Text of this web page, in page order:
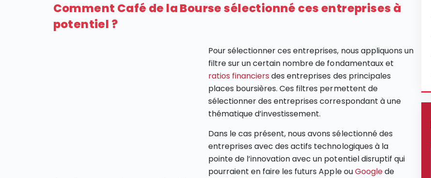
Comment Café de la Bourse sélectionné ces entreprises à
potentiel ?
Pour sélectionner ces entreprises, nous appliquons un
filtre sur un certain nombre de fondamentaux et
ratios financiers des entreprises des principales
places boursières. Ces filtres permettent de
sélectionner des entreprises correspondant à une
thématique d’investissement.
Dans le cas présent, nous avons sélectionné des
entreprises avec des actifs technologiques à la
pointe de l’innovation avec un potentiel disruptif qui
pourraient en faire les futurs Apple ouGooglede